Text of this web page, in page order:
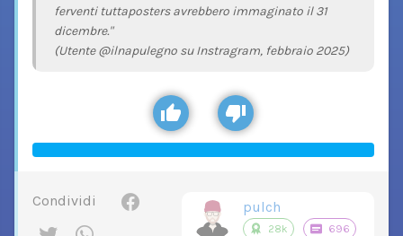
ferventi tuttaposters avrebbero immaginato il 31
dicembre."
(Utente @ilnapulegno su Instragram, febbraio 2025)
Condividi pulch
28k 696